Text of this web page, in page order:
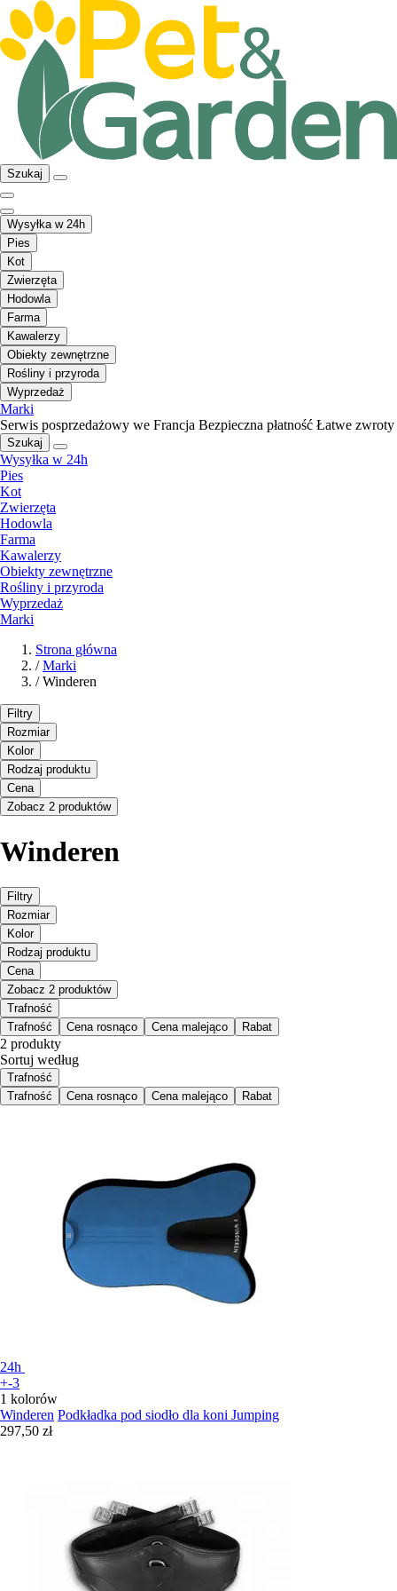
Szukaj
Wysyłka w 24h
Pies
Kot
Zwierzęta
Hodowla
Farma
Kawalerzy
Obiekty zewnętrzne
Rośliny i przyroda
Wyprzedaż
Marki
Serwis posprzedażowy we Francja Bezpieczna płatność Łatwe zwroty
Szukaj
Wysyłka w 24h
Pies
Kot
Zwierzęta
Hodowla
Farma
Kawalerzy
Obiekty zewnętrzne
Rośliny i przyroda
Wyprzedaż
Marki
Strona główna
/ Marki
/ Winderen
Filtry
Rozmiar
Kolor
Rodzaj produktu
Cena
Zobacz 2 produktów
Winderen
Filtry
Rozmiar
Kolor
Rodzaj produktu
Cena
Zobacz 2 produktów
Trafność
Trafność
Cena rosnąco Cena malejąco Rabat
2 produkty
Sortuj według
Trafność
Trafność
Cena rosnąco Cena malejąco Rabat
24h
+-3
1 kolorów
Winderen Podkładka pod siodło dla koni Jumping
297,50 zł